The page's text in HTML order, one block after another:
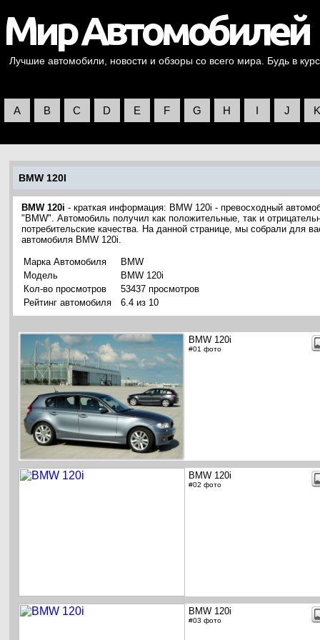
Лучшие автомобили, новости и обзоры со всего мира. Будь в
A B C D E F G H I J K
BMW 120I
BMW 120i - краткая информация: BMW 120i - превосходный
"BMW". Автомобиль получил как положительные, так и
потребительские качества. На данной странице, мы собрали для
автомобиля BMW 120i.
Марка Автомобиля
BMW
Модель
BMW 120i
Кол-во просмотров
53437 просмотров
Рейтинг автомобиля
6.4 из 10
BMW 120i
#01 фото
BMW 120i
#02 фото
BMW 120i
#03 фото